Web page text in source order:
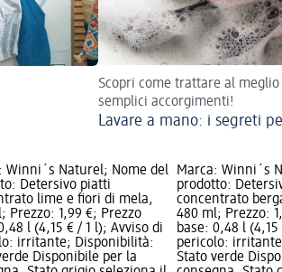
Scopri come trattare al
semplici accorgimenti!
Lavare a mano: i segreti
Winni´s Naturel; Nome del
Detersivo piatti
lime e fiori di mela,
Prezzo: 1,99 €; Prezzo
l (4,15 € / 1 l); Avviso di
irritante; Disponibilità:
Disponibile per la
Marca: Winni´s
prodotto:
concentrato
480 ml; Prezzo:
base: 0,48 l
pericolo:
Stato verde